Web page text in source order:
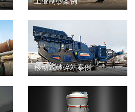
移动式破碎站案例